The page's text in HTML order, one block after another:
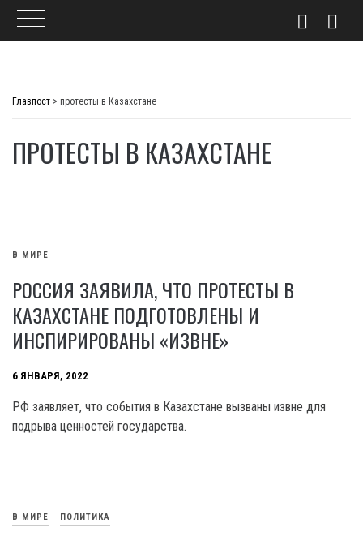
Главпост > протесты в Казахстане
ПРОТЕСТЫ В КАЗАХСТАНЕ
В МИРЕ
РОССИЯ ЗАЯВИЛА, ЧТО ПРОТЕСТЫ В
КАЗАХСТАНЕ ПОДГОТОВЛЕНЫ И
ИНСПИРИРОВАНЫ «ИЗВНЕ»
6 ЯНВАРЯ, 2022
РФ заявляет, что события в Казахстане вызваны извне для
подрыва ценностей государства.
В МИРЕ ПОЛИТИКА